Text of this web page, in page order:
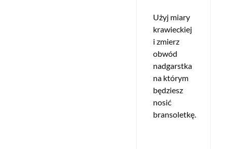
Użyj miary
krawieckiej
i zmierz
obwód
nadgarstka
na którym
będziesz
nosić
bransoletkę.